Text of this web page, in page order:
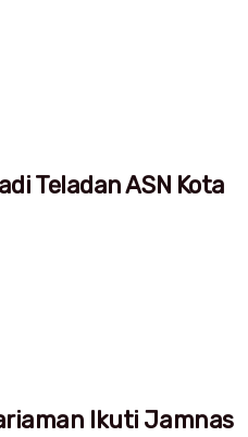
Teladan ASN Kota
Ikuti Jamnas